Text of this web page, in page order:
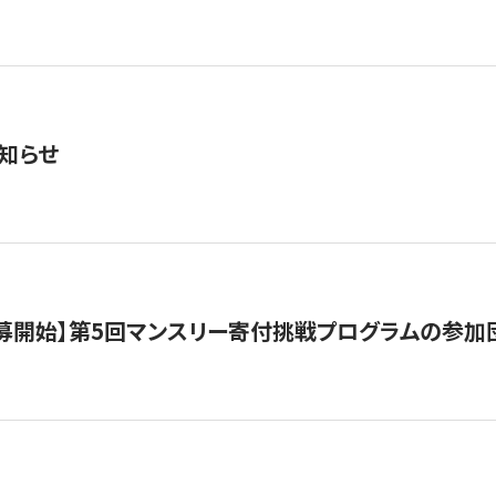
らせ
開始】第5回マンスリー寄付挑戦プログラムの参